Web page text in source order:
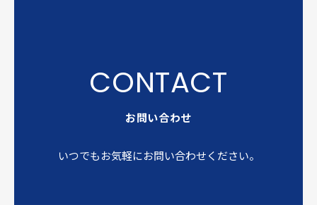
お問い合わせ
いつでもお気軽にお問い合わせください。